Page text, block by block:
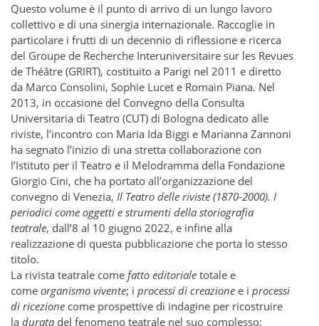
Questo volume è il punto di arrivo di un lungo lavoro
collettivo e di una sinergia internazionale. Raccoglie in
particolare i frutti di un decennio di riflessione e ricerca
del Groupe de Recherche Interuniversitaire sur les Revues
de Théâtre (GRIRT), costituito a Parigi nel 2011 e diretto
da Marco Consolini, Sophie Lucet e Romain Piana. Nel
2013, in occasione del Convegno della Consulta
Universitaria di Teatro (CUT) di Bologna dedicato alle
riviste, l’incontro con Maria Ida Biggi e Marianna Zannoni
ha segnato l’inizio di una stretta collaborazione con
l’Istituto per il Teatro e il Melodramma della Fondazione
Giorgio Cini, che ha portato all’organizzazione del
convegno di Venezia, Il Teatro delle riviste (1870-2000). I
periodici come oggetti e strumenti della storiografia
teatrale, dall’8 al 10 giugno 2022, e infine alla
realizzazione di questa pubblicazione che porta lo stesso
titolo.
La rivista teatrale come fatto editoriale totale e
come organismo vivente; i processi di creazione e i processi
di ricezione come prospettive di indagine per ricostruire
la durata del fenomeno teatrale nel suo complesso;